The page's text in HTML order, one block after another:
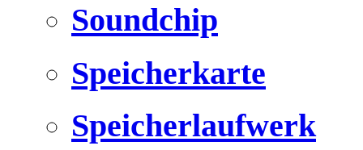
Soundchip
Speicherkarte
Speicherlaufwerk